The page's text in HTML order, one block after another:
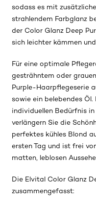
sodass es mit
strahlendem Farbglanz
der Color Glanz Deep
sich leichter kämmen
Für eine optimale
gesträhntem oder
Purple-Haarpflegeserie
sowie ein belebendes
individuellen Bedürfnis
verlängern Sie die
perfektes kühles Blond
ersten Tag und ist frei
matten, leblosen
Die Elvital Color Glanz
zusammengefasst: